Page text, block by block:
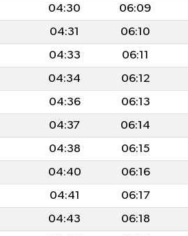
04:30 06:09
04:31 06:10
04:33 06:11
04:34 06:12
04:36 06:13
04:37 06:14
04:38 06:15
04:40 06:16
04:41 06:17
04:43 06:18